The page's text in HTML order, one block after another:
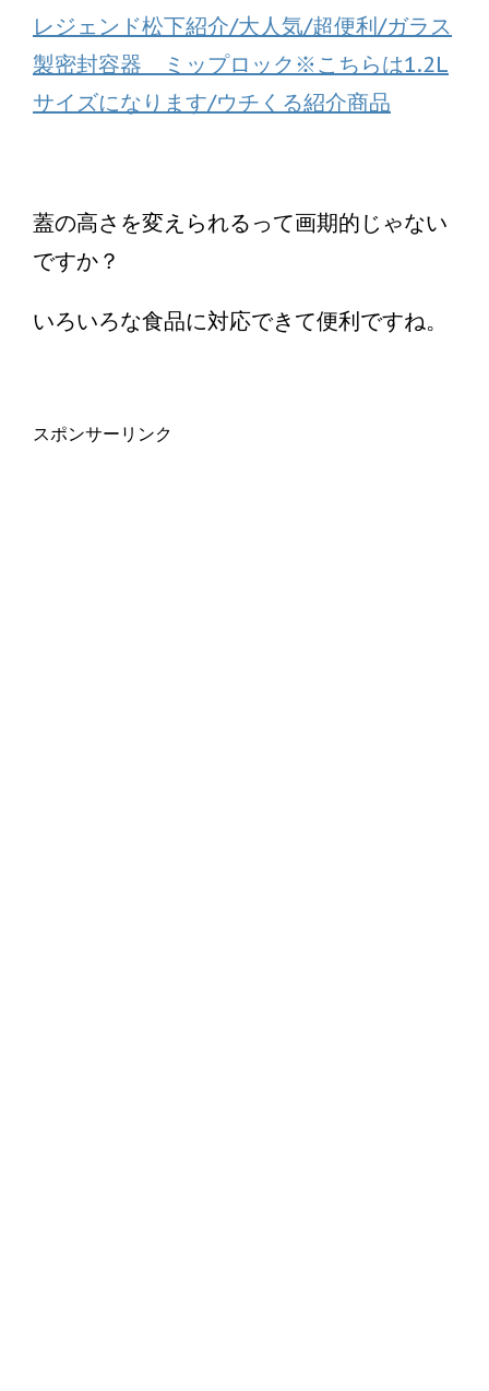
レジェンド松下紹介/大人気/超便利/ガラス
製密封容器 ミップロック※こちらは1.2L
サイズになります/ウチくる紹介商品
蓋の高さを変えられるって画期的じゃない
ですか？
いろいろな食品に対応できて便利ですね。
スポンサーリンク